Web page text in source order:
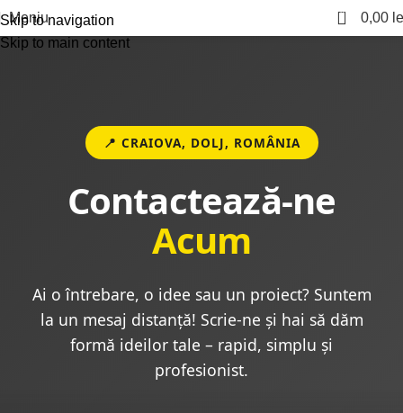
Skip to navigation
Skip to main content
Meniu 0 0,00
📍 CRAIOVA, DOLJ, ROMÂNIA
Contactează-ne
Acum
Ai o întrebare, o idee sau un proiect? Suntem
la un mesaj distanță! Scrie-ne și hai să dăm
formă ideilor tale – rapid, simplu și
profesionist.